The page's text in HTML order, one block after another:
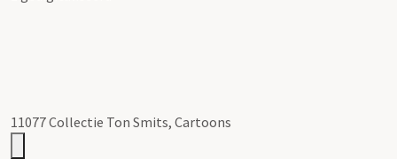
11077 Collectie Ton Smits, Cartoons